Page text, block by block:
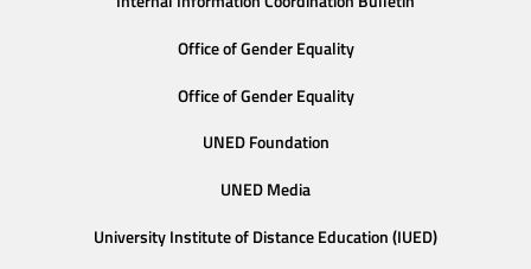
Office of Gender Equality
Office of Gender Equality
UNED Foundation
UNED Media
University Institute of Distance Education (IUED)